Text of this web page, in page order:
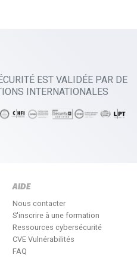
EST VALIDÉE PAR DE
INTERNATIONALES
AIDE
Nous contacter
S'inscrire à une formation
Ressources cybersécurité
CVE Vulnérabilités
FAQ